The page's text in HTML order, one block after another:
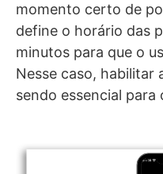
momento certo de
define o horário das
minutos para que o
Nesse caso, habilitar
sendo essencial para